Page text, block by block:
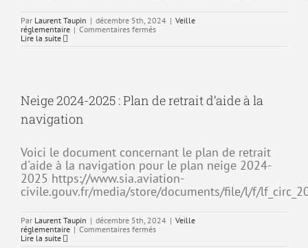
Par Laurent Taupin | décembre 5th, 2024 | Veille
réglementaire | Commentaires ferméssur
Lire la suite
Neige 2024-2025 : Plan de retrait d’aide à la
navigation
Voici le document concernant le plan de retrait
d'aide à la navigation pour le plan neige 2024-
2025 https://www.sia.aviation-
civile.gouv.fr/media/store/documents/file/l/f/
Par Laurent Taupin | décembre 5th, 2024 | Veille
réglementaire | Commentaires ferméssur
Lire la suite